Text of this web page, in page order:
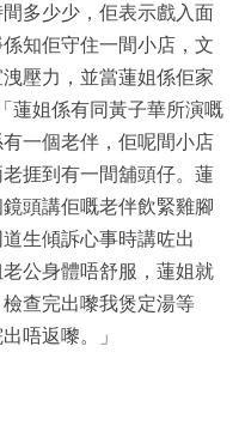
多少少，佢表示戲入面
知佢守住一間小店，文
壓力，並當蓮姐係佢家
蓮姐係有同黃子華所演嘅
一個老伴，佢呢間小店
捱到有一間舖頭仔。蓮
頭講佢嘅老伴飲緊雞腳
生傾訴心事時講咗出
公身體唔舒服，蓮姐就
查完出嚟我煲定湯等
唔返嚟。」